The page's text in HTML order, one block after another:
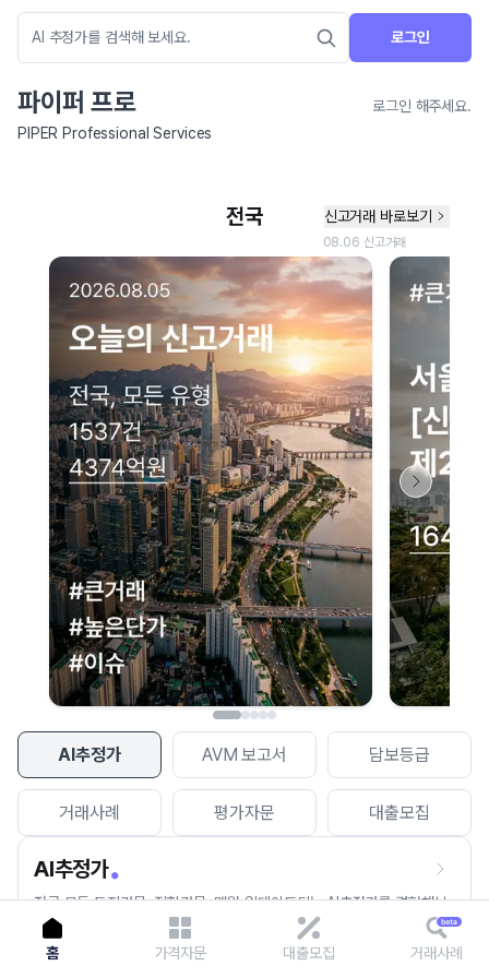
로그인
파이퍼 프로
로그인 해주세요.
PIPER Professional Services
AI추정가 AVM 보고서 담보등급
거래사례 평가자문 대출모집
AI추정가
전국 모든 토지건물, 집합건물, 매월 업데이트되는 AI추정가를 경험해보
세요.
네이버 지도 연결 안내
현재 네이버 지도 연결이 원활하지 않아 지도를 불러올 수 없습니다.
이용에 불편을 드려 죄송합니다.
다시 시도
홈 가격자문 대출모집 거래사례